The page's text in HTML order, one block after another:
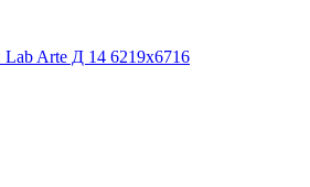
Arte Д 14 6219х6716